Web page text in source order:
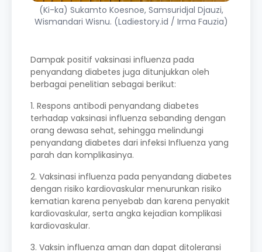
(Ki-ka) Sukamto Koesnoe, Samsuridjal Djauzi,
Wismandari Wisnu. (Ladiestory.id / Irma Fauzia)
Dampak positif vaksinasi influenza pada
penyandang diabetes juga ditunjukkan oleh
berbagai penelitian sebagai berikut:
1. Respons antibodi penyandang diabetes
terhadap vaksinasi influenza sebanding dengan
orang dewasa sehat, sehingga melindungi
penyandang diabetes dari infeksi Influenza yang
parah dan komplikasinya.
2. Vaksinasi influenza pada penyandang diabetes
dengan risiko kardiovaskular menurunkan risiko
kematian karena penyebab dan karena penyakit
kardiovaskular, serta angka kejadian komplikasi
kardiovaskular.
3. Vaksin influenza aman dan dapat ditoleransi